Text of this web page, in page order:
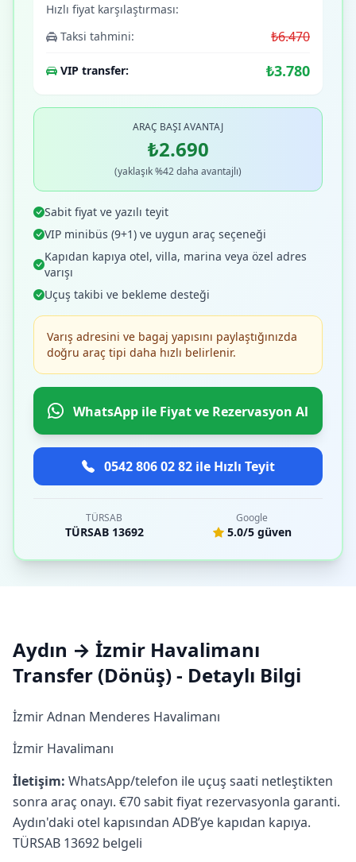
Hızlı fiyat karşılaştırması:
Taksi tahmini:
₺6.470
VIP transfer: ₺3.780
ARAÇ BAŞI AVANTAJ
₺2.690
(yaklaşık %42 daha avantajlı)
Sabit fiyat ve yazılı teyit
VIP minibüs (9+1) ve uygun araç seçeneği
Kapıdan kapıya otel, villa, marina veya özel adres
varışı
Uçuş takibi ve bekleme desteği
Varış adresini ve bagaj yapısını paylaştığınızda
doğru araç tipi daha hızlı belirlenir.
WhatsApp ile Fiyat ve Rezervasyon Al
0542 806 02 82 ile Hızlı Teyit
TÜRSAB
TÜRSAB 13692
Google
5.0/5 güven
Aydın → İzmir Havalimanı
Transfer (Dönüş) - Detaylı Bilgi
İzmir Adnan Menderes Havalimanı
İzmir Havalimanı
İletişim: WhatsApp/telefon ile uçuş saati netleştikten
sonra araç onayı. €70 sabit fiyat rezervasyonla garanti.
Aydın'daki otel kapısından ADB’ye kapıdan kapıya.
TÜRSAB 13692 belgeli